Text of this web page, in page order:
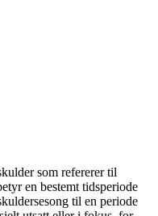
som refererer til
en bestemt tidsperiode
til en periode